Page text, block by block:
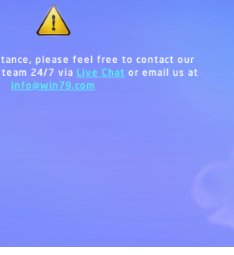
please feel free to contact our
24/7 via Live Chat or email us at
info@win79.com